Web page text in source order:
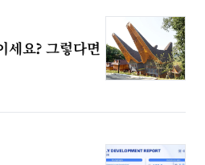
세요? 그렇다면